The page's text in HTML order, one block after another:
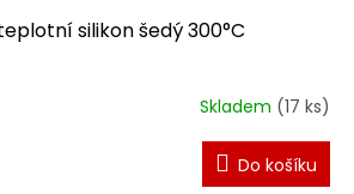
silikon šedý 300°C
Skladem (17 ks)
Do košíku